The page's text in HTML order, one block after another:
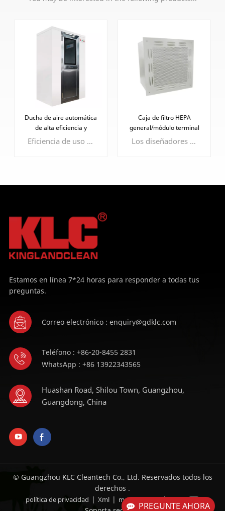
PREGUNTE AHORA
Caja de filtro HEPA
general/módulo terminal
HEPA
Los diseñadores diseñaron cuidadosamente la placa difusora para garantizar que la velocidad del chorro de aire evite que el producto cree corrientes parásitas.
MÁS
Sala limpia modular ISO
5/ISO 6/ISO 7
Las salas modulares se pueden montar, desmontar y reubicar.
Estamos en línea 7*24 horas para responder a todas tus
preguntas.
Correo electrónico : enquiry@gdklc.com
Teléfono : +86-20-8455 2831
WhatsApp : +86 13922343565
Huashan Road, Shilou Town, Guangzhou,
Guangdong, China
© Guangzhou KLC Cleantech Co., Ltd. Reservados todos los
derechos .
política de privacidad | Xml | mapa del sitio | Blog